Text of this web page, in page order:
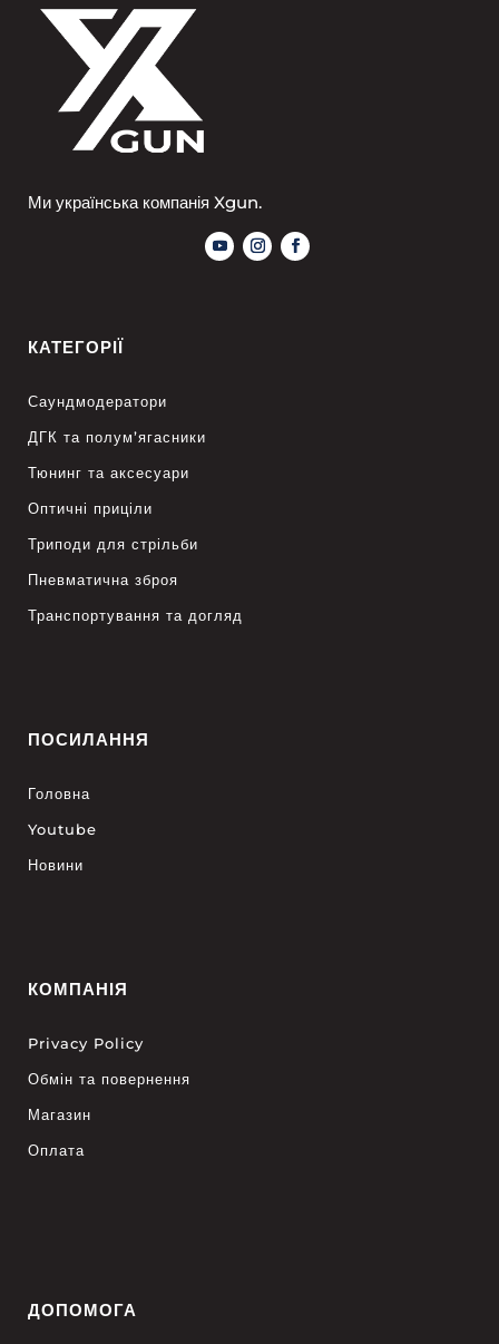
Ми українська компанія Xgun.
КАТЕГОРІЇ
Саундмодератори
ДГК та полум’ягасники
Тюнинг та аксесуари
Оптичні приціли
Триподи для стрільби
Пневматична зброя
Транспортування та догляд
ПОСИЛАННЯ
Головна
Youtube
Новини
КОМПАНІЯ
Privacy Policy
Обмін та повернення
Магазин
Оплата
ДОПОМОГА